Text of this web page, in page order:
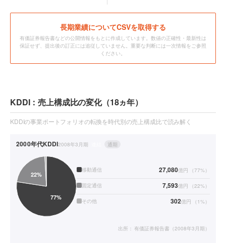
長期業績についてCSVを取得する
有価証券報告書などの公開情報をもとに作成しています。数値の正確性・最新性は
保証せず、提出後の訂正には追従していません。重要な判断には一次情報をご参照
ください。
KDDI：売上構成比の変化（18ヵ年）
KDDIの事業ポートフォリオの転換を時代別の売上構成比で読み解く
2000年代KDDI2008年3月期 通期
移動通信 27,080億円 （77%）
固定通信 7,593億円 （22%）
その他 302億円 （ 1%）
出所： 有価証券報告書（2008年3月期）